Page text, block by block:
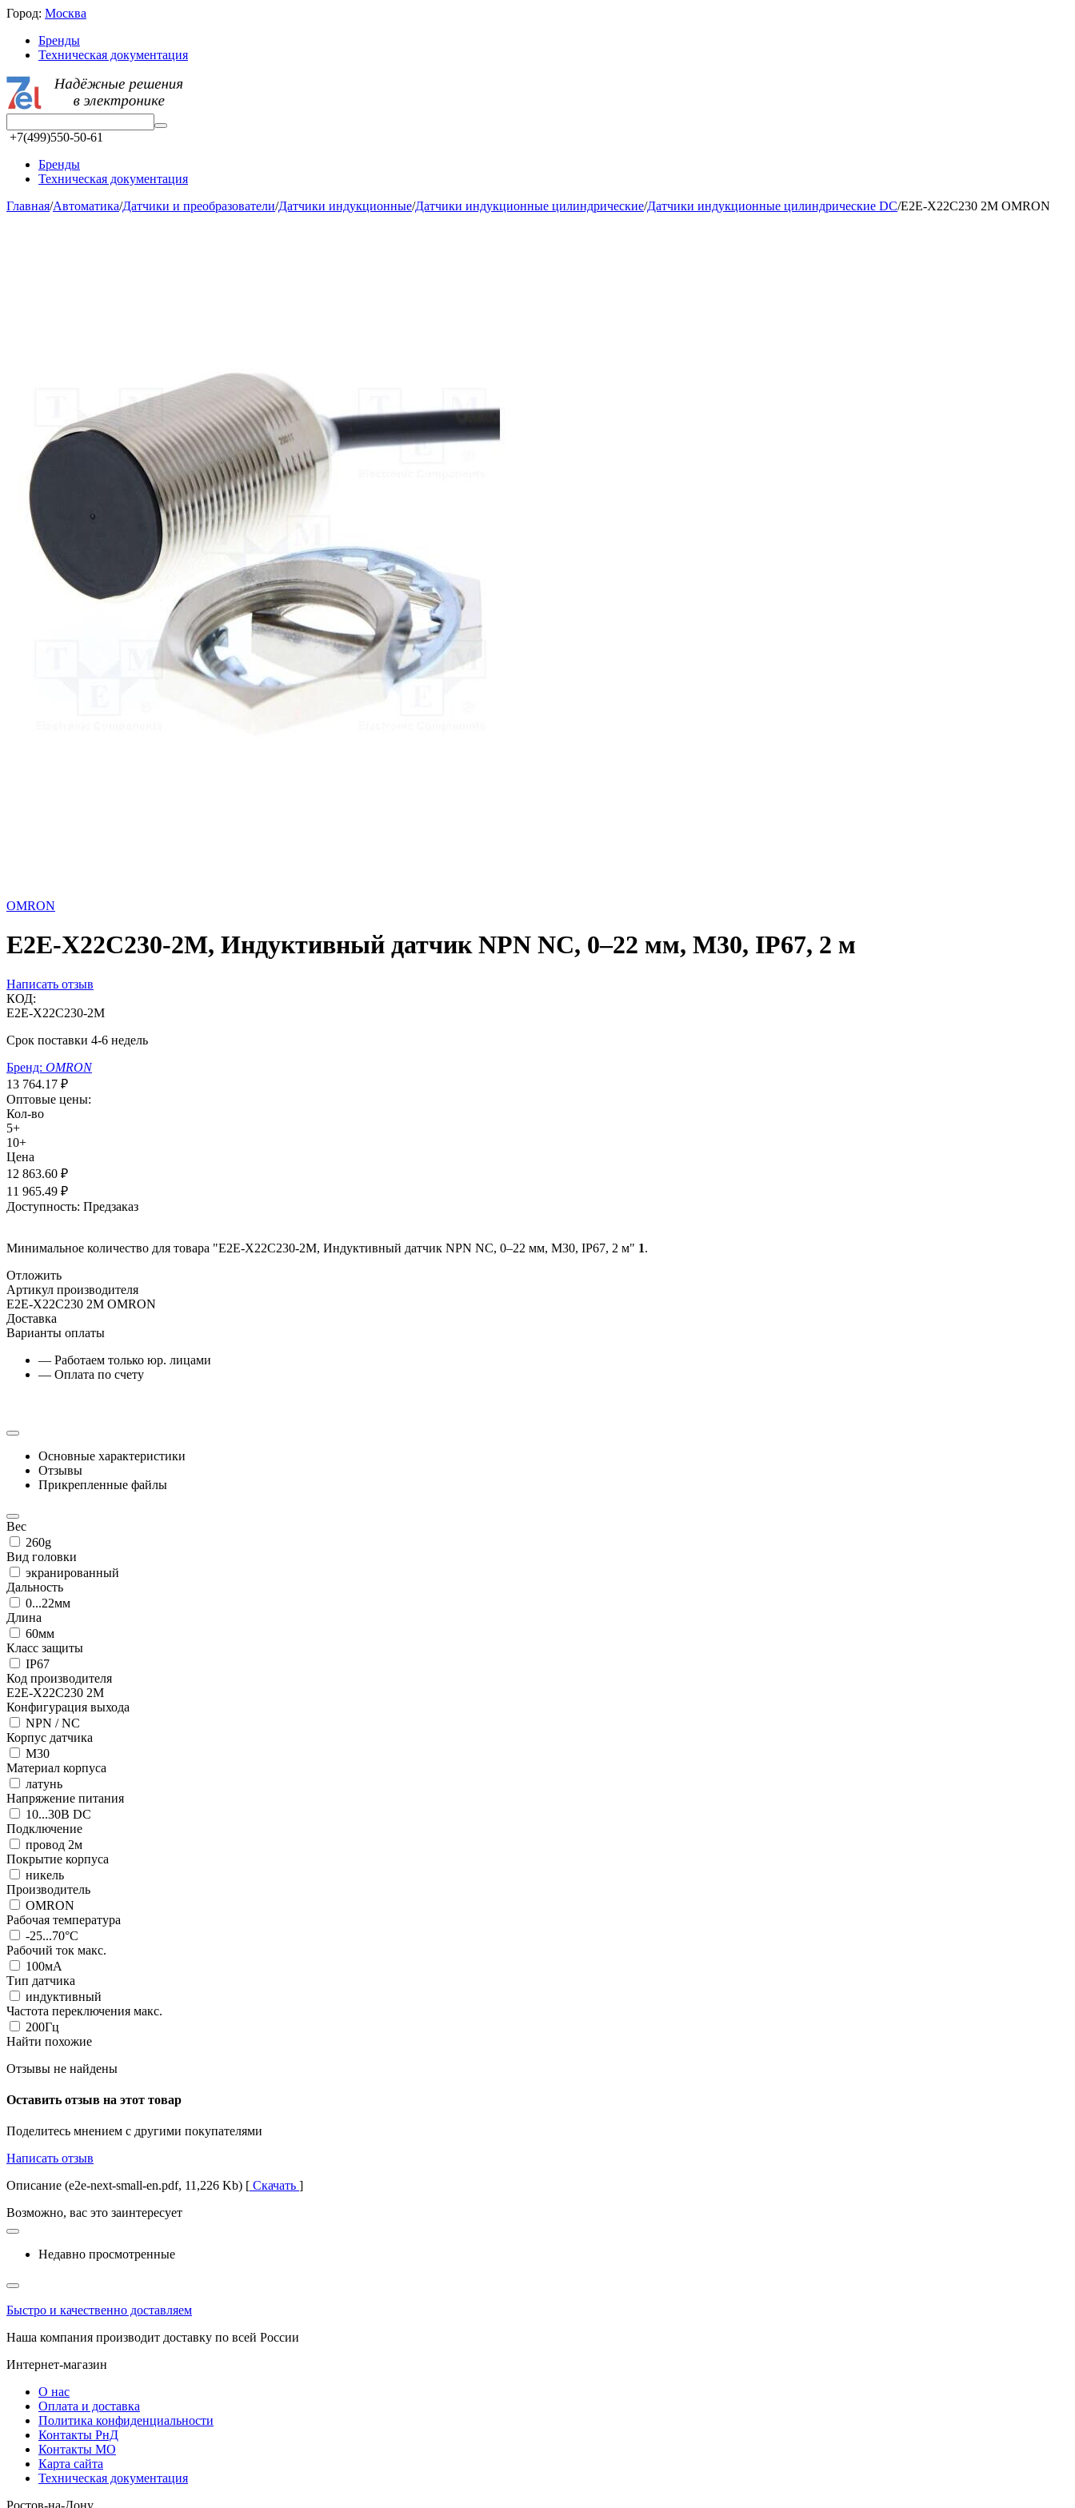
Город: Москва
Бренды
Техническая документация
+7(499)550-50-61
Бренды
Техническая документация
Главная/Автоматика/Датчики и преобразователи/Датчики индукционные/Датчики индукционные цилиндрические/Датчики индукционные цилиндрические DC/E2E-X22C230 2M OMRON
OMRON
E2E-X22C230-2M, Индуктивный датчик NPN NC, 0–22 мм, M30, IP67, 2 м
Написать отзыв
КОД:
E2E-X22C230-2M
Срок поставки 4-6 недель
Бренд: OMRON
13 764.17 ₽
Оптовые цены:
Кол-во
5+
10+
Цена
12 863.60 ₽
11 965.49 ₽
Доступность: Предзаказ
Минимальное количество для товара "E2E-X22C230-2M, Индуктивный датчик NPN NC, 0–22 мм, M30, IP67, 2 м" 1.
Отложить
Артикул производителя
E2E-X22C230 2M OMRON
Доставка
Варианты оплаты
— Работаем только юр. лицами
— Оплата по счету
Основные характеристики
Отзывы
Прикрепленные файлы
Вес
260g
Вид головки
экранированный
Дальность
0...22мм
Длина
60мм
Класс защиты
IP67
Код производителя
E2E-X22C230 2M
Конфигурация выхода
NPN / NC
Корпус датчика
М30
Материал корпуса
латунь
Напряжение питания
10...30В DC
Подключение
провод 2м
Покрытие корпуса
никель
Производитель
OMRON
Рабочая температура
-25...70°C
Рабочий ток макс.
100мА
Тип датчика
индуктивный
Частота переключения макс.
200Гц
Найти похожие
Отзывы не найдены
Оставить отзыв на этот товар
Поделитесь мнением с другими покупателями
Написать отзыв
Описание (e2e-next-small-en.pdf, 11,226 Kb) [ Скачать ]
Возможно, вас это заинтересует
Недавно просмотренные
Быстро и качественно доставляем
Наша компания производит доставку по всей России
Интернет-магазин
О нас
Оплата и доставка
Политика конфиденциальности
Контакты РнД
Контакты МО
Карта сайта
Техническая документация